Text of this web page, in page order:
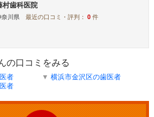
村歯科医院
奈川県 最近の口コミ・評判：0 件
の口コミをみる
者 ▼ 横浜市金沢区の歯医者
者